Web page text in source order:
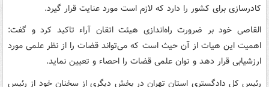
کادرسازی برای کشور را دارد که لازم است مورد عنایت قرار گیرد.
القاصی خود بر ضرورت راه‌اندازی هیئت اتقان آراء تاکید کرد و گفت:
اهمیت این هیات از آن حیث است که می‌تواند قضات را از نظر علمی مورد
ارزشیابی قرار دهد و توان علمی قضات را احصاء و تعیین نماید.
رئیس کل دادگستری استان تهران در بخش دیگری از سخنان خود از رئیس